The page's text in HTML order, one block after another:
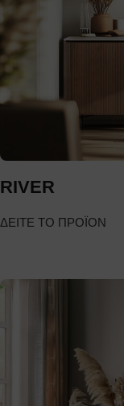
RIVER
ΔΕΙΤΕ ΤΟ ΠΡΟΪΟΝ